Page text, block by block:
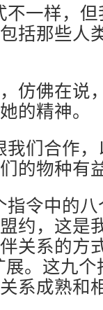
不一样，
括那些人
仿佛在说
的精神。
我们合作
的物种有
指令中的
约，这是
关系的方
。这九
系成熟和